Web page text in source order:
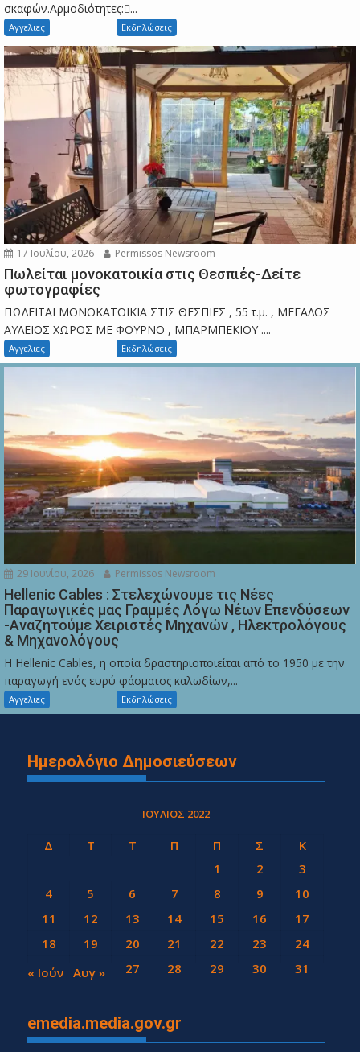
σκαφών.Αρμοδιότητες:...
Αγγελιες Εκδηλώσεις
17 Ιουλίου, 2026 Permissos Newsroom
Πωλείται μονοκατοικία στις Θεσπιές-Δείτε
φωτογραφίες
ΠΩΛΕΙΤΑΙ ΜΟΝΟΚΑΤΟΙΚΙΑ ΣΤΙΣ ΘΕΣΠΙΕΣ , 55 τ.μ. , ΜΕΓΑΛΟΣ
ΑΥΛΕΙΟΣ ΧΩΡΟΣ ΜΕ ΦΟΥΡΝΟ , ΜΠΑΡΜΠΕΚΙΟΥ ....
Αγγελιες Εκδηλώσεις
29 Ιουνίου, 2026 Permissos Newsroom
Hellenic Cables : Στελεχώνουμε τις Νέες
Παραγωγικές μας Γραμμές Λόγω Νέων Επενδύσεων
-Αναζητούμε Χειριστές Μηχανών , Ηλεκτρολόγους
& Μηχανολόγους
Η Hellenic Cables, η οποία δραστηριοποιείται από το 1950 με την
παραγωγή ενός ευρύ φάσματος καλωδίων,...
Αγγελιες Εκδηλώσεις
Ημερολόγιο Δημοσιεύσεων
ΙΟΎΛΙΟΣ 2022
Δ Τ Τ Π Π Σ
Κ
1
2
3
4
5 6 7 8 9
10
11
12 13 14 15 16
17
18
19 20 21 22 23
24
25
26 27 28 29 30 31
« Ιούν Αυγ »
emedia.media.gov.gr